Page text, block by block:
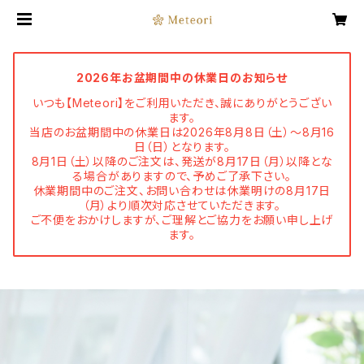
2026年お盆期間中の休業日のお知らせ
いつも【Meteori】をご利用いただき、誠にありがとうござい
ます。
当店のお盆期間中の休業日は2026年8月8日（土）～8月16
日（日）となります。
8月1日（土）以降のご注文は、発送が8月17日（月）以降とな
る場合がありますので、予めご了承下さい。
休業期間中のご注文、お問い合わせは休業明けの8月17日
（月）より順次対応させていただきます。
ご不便をおかけしますが、ご理解とご協力をお願い申し上げ
ます。